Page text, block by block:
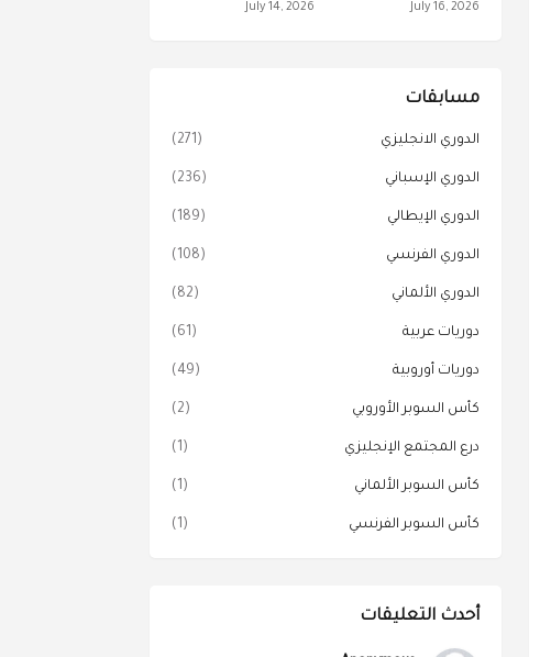
July 16, 2026
July 14, 2026
مسابقات
الدوري الانجليزي (271)
الدوري الإسباني (236)
الدوري الإيطالي (189)
الدوري الفرنسي (108)
الدوري الألماني (82)
دوريات عربية (61)
دوريات أوروبية (49)
كأس السوبر الأوروبي (2)
درع المجتمع الإنجليزي (1)
كأس السوبر الألماني (1)
كأس السوبر الفرنسي (1)
أحدث التعليقات